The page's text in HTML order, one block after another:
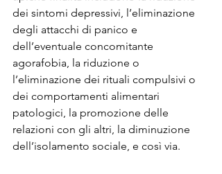
dei sintomi depressivi, l’eliminazione
degli attacchi di panico e
dell’eventuale concomitante
agorafobia, la riduzione o
l’eliminazione dei rituali compulsivi o
dei comportamenti alimentari
patologici, la promozione delle
relazioni con gli altri, la diminuzione
dell’isolamento sociale, e così via.